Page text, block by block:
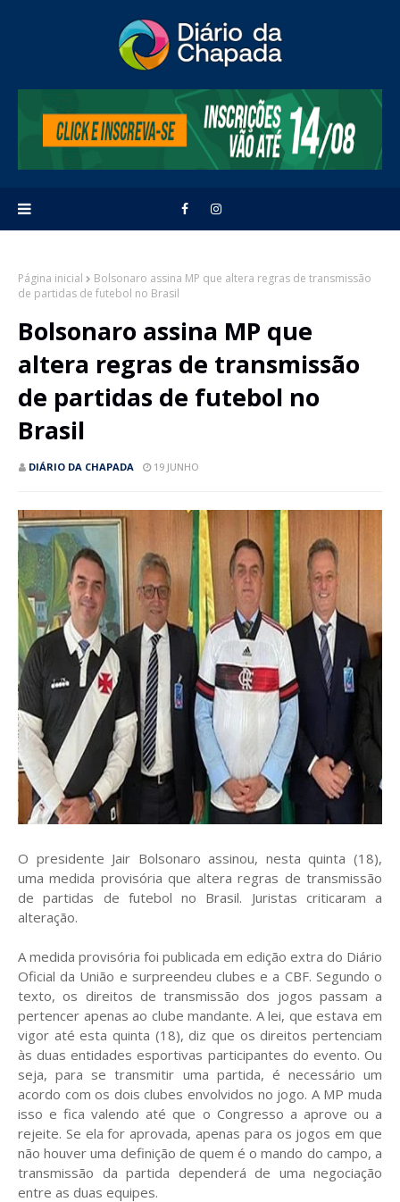
Página inicial
Bolsonaro assina MP que altera regras de transmissão
de partidas de futebol no Brasil
Bolsonaro assina MP que
altera regras de transmissão
de partidas de futebol no
Brasil
DIÁRIO DA CHAPADA 19 JUNHO
O presidente Jair Bolsonaro assinou, nesta quinta (18),
uma medida provisória que altera regras de transmissão
de partidas de futebol no Brasil. Juristas criticaram a
alteração.
A medida provisória foi publicada em edição extra do Diário
Oficial da União e surpreendeu clubes e a CBF. Segundo o
texto, os direitos de transmissão dos jogos passam a
pertencer apenas ao clube mandante. A lei, que estava em
vigor até esta quinta (18), diz que os direitos pertenciam
às duas entidades esportivas participantes do evento. Ou
seja, para se transmitir uma partida, é necessário um
acordo com os dois clubes envolvidos no jogo. A MP muda
isso e fica valendo até que o Congresso a aprove ou a
rejeite. Se ela for aprovada, apenas para os jogos em que
não houver uma definição de quem é o mando do campo, a
transmissão da partida dependerá de uma negociação
entre as duas equipes.